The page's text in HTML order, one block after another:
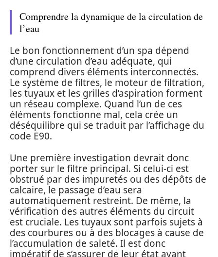
Comprendre la dynamique de la circulation de
l’eau
Le bon fonctionnement d’un spa dépend
d’une circulation d’eau adéquate, qui
comprend divers éléments interconnectés.
Le système de filtres, le moteur de filtration,
les tuyaux et les grilles d’aspiration forment
un réseau complexe. Quand l’un de ces
éléments fonctionne mal, cela crée un
déséquilibre qui se traduit par l’affichage du
code E90.
Une première investigation devrait donc
porter sur le filtre principal. Si celui-ci est
obstrué par des impuretés ou des dépôts de
calcaire, le passage d’eau sera
automatiquement restreint. De même, la
vérification des autres éléments du circuit
est cruciale. Les tuyaux sont parfois sujets à
des courbures ou à des blocages à cause de
l’accumulation de saleté. Il est donc
impératif de s’assurer de leur état avant